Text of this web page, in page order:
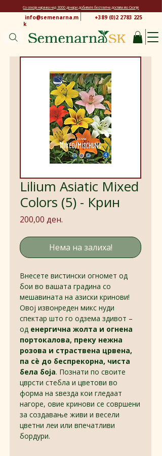
+389 (0)2 2783 225
Со секоја нарачка над 3000 денари добивате бесплатна достава во Скопје
info@semenarna.m
k
Lilium Asiatic Mixed
Colors (5) - Крин
200,00 ден.
Нема на залиха!
Внесете вистински огномет од
бои во вашата градина со
мешавината на азиски кринови!
Овој извонреден микс нуди
спектар што го одзема здивот –
од енергична жолта и огнена
портокалова, преку нежна
розова и страствена црвена,
па сè до беспрекорна, чиста
бела боја. Познати по своите
цврсти стебла и цветови во
форма на ѕвезда кои гледаат
нагоре, овие кринови се совршени
за создавање живи и весели
цветни леи или впечатливи
бордури.